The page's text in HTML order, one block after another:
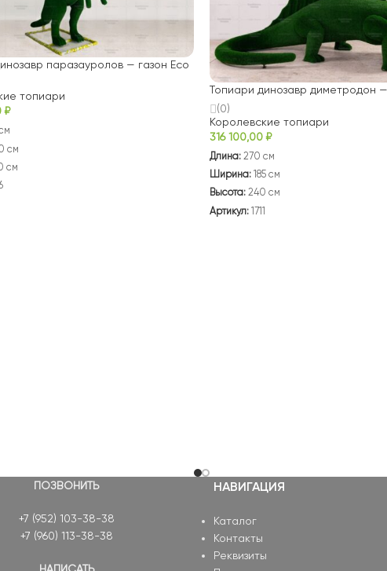
паразауролов — газон Есо
топиари
₽
см
см
Топиари динозавр диметродон
(0)
Королевские топиари
316 100,00₽
Длина: 270 см
Ширина: 185 см
Высота: 240 см
Артикул: 1711
ПОЗВОНИТЬ
+7 (952) 103-38-38
+7 (960) 113-38-38
НАВИГАЦИЯ
Каталог
Контакты
Реквизиты